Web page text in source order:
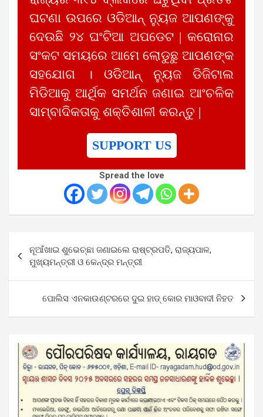
ଘଟଣା ଉପରେ ଓଡିଆନ୍ ନ୍ୟୁଜ ଆପଣଙ୍କୁ
ଦେଉଛି ୨୪ ଘଂଟିଆ ଅପଡେଟ | କରୋନାର
ସଂକଟ ସମୟରେ ଆମେ ଲୋଡୁଛୁ ଆପଣଙ୍କ
ସହଯୋଗ । ଓଡିଆନ୍ ନ୍ୟୁଜ ଡିଜିଟାଲ
ମିଡିଆକୁ ଆର୍ଥିକ ସମର୍ଥନ ଜଣାଇ ଆଂଚଳିକ
ସାମ୍ବାଦିକତାକୁ ଶକ୍ତିଶାଳୀ କରନ୍ତୁ |
SUPPORT US
Spread the love
navigation
ନୂଆଁଖାଇ ଶୁଭେଚ୍ଛା ଜଣାଇଲେ ରାଷ୍ଟ୍ରପତି, ରାଜ୍ୟପାଳ,
ମୁଖ୍ୟମନ୍ତ୍ରୀ ଓ କେନ୍ଦ୍ର ମନ୍ତ୍ରୀ
ପୋଲିସ ଏନକାଉଣ୍ଟରରେ ଦୁଇ ହାଡ୍ କୋର ମାଓବାଦୀ ନିହତ